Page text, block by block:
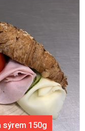
150g